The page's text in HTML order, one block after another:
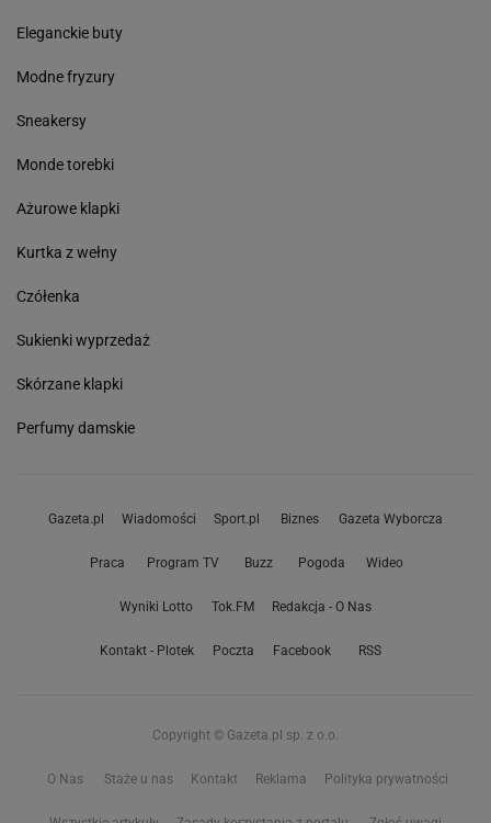
Eleganckie buty
Modne fryzury
Sneakersy
Monde torebki
Ażurowe klapki
Kurtka z wełny
Czółenka
Sukienki wyprzedaż
Skórzane klapki
Perfumy damskie
Gazeta.pl Wiadomości Sport.pl Biznes Gazeta Wyborcza
Praca Program TV Buzz Pogoda Wideo
Wyniki Lotto Tok.FM Redakcja - O Nas
Kontakt - Plotek Poczta Facebook RSS
Copyright © Gazeta.pl sp. z o.o.
O Nas Staże u nas Kontakt Reklama Polityka prywatności